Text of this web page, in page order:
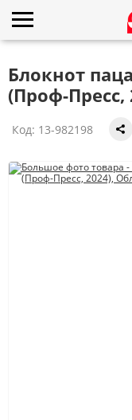
Блокнот
(Проф-Пресс,
Код: 13-982198